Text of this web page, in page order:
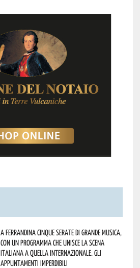
A Ferrandina cinque serate di grande musica,
con un programma che unisce la scena
italiana a quella internazionale. Gli
appuntamenti imperdibili